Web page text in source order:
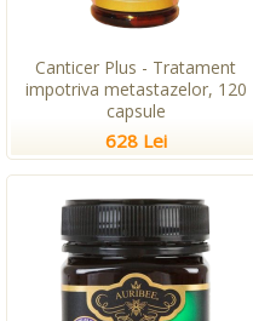
Canticer Plus - Tratament
impotriva metastazelor, 120
capsule
628 Lei